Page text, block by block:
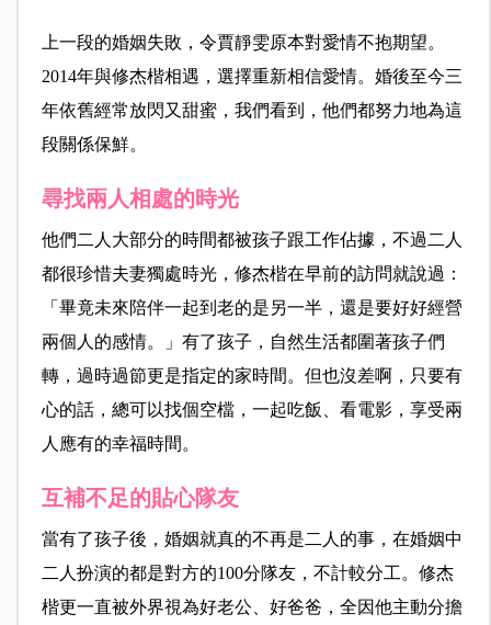
上一段的婚姻失敗，令賈靜雯原本對愛情不抱期望。
2014年與修杰楷相遇，選擇重新相信愛情。婚後至今三
年依舊經常放閃又甜蜜，我們看到，他們都努力地為這
段關係保鮮。
尋找兩人相處的時光
他們二人大部分的時間都被孩子跟工作佔據，不過二人
都很珍惜夫妻獨處時光，修杰楷在早前的訪問就說過：
「畢竟未來陪伴一起到老的是另一半，還是要好好經營
兩個人的感情。」有了孩子，自然生活都圍著孩子們
轉，過時過節更是指定的家時間。但也沒差啊，只要有
心的話，總可以找個空檔，一起吃飯、看電影，享受兩
人應有的幸福時間。
互補不足的貼心隊友
當有了孩子後，婚姻就真的不再是二人的事，在婚姻中
二人扮演的都是對方的100分隊友，不計較分工。修杰
楷更一直被外界視為好老公、好爸爸，全因他主動分擔